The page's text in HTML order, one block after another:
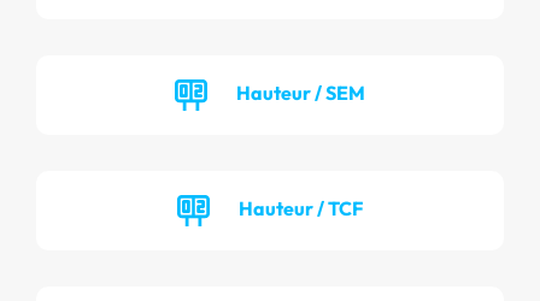
Hauteur / SEM
Hauteur / TCF